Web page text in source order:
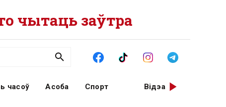
чытаць заўтра
часоў Асоба Спорт Відэа